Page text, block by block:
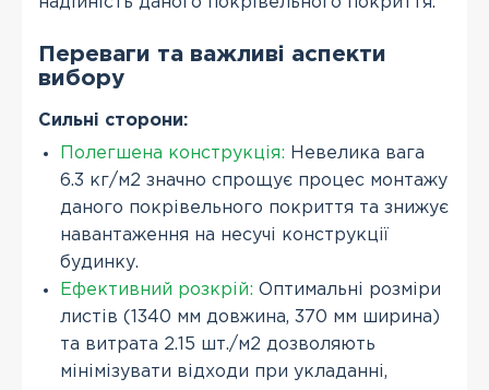
Переваги та важливі аспекти
вибору
Сильні сторони:
Полегшена конструкція: Невелика вага
6.3 кг/м2 значно спрощує процес монтажу
даного покрівельного покриття та знижує
навантаження на несучі конструкції
будинку.
Ефективний розкрій: Оптимальні розміри
листів (1340 мм довжина, 370 мм ширина)
та витрата 2.15 шт./м2 дозволяють
мінімізувати відходи при укладанні,